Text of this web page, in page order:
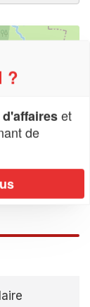
CC-BY-SA
?
et
de